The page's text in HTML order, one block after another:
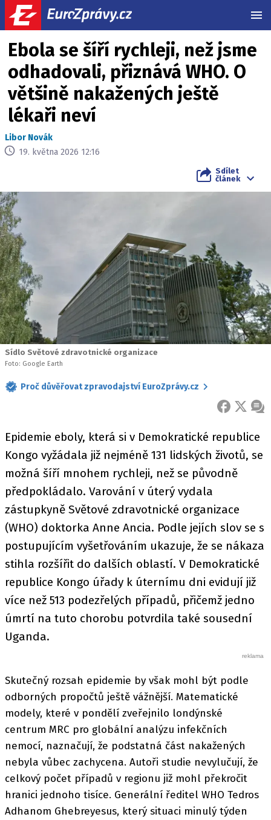
Ebola se šíří rychleji, než jsme
odhadovali, přiznává WHO. O
většině nakažených ještě
lékaři neví
Libor Novák
19. května 2026 12:16
Sdílet
článek
Sídlo Světové zdravotnické organizace
Foto: Google Earth
Proč důvěřovat zpravodajství EuroZprávy.cz
FACEBOOK
X
Epidemie eboly, která si v Demokratické republice
Kongo vyžádala již nejméně 131 lidských životů, se
možná šíří mnohem rychleji, než se původně
předpokládalo. Varování v úterý vydala
zástupkyně Světové zdravotnické organizace
(WHO) doktorka Anne Ancia. Podle jejích slov se s
postupujícím vyšetřováním ukazuje, že se nákaza
stihla rozšířit do dalších oblastí. V Demokratické
republice Kongo úřady k úternímu dni evidují již
více než 513 podezřelých případů, přičemž jedno
úmrtí na tuto chorobu potvrdila také sousední
Uganda.
Skutečný rozsah epidemie by však mohl být podle
odborných propočtů ještě vážnější. Matematické
modely, které v pondělí zveřejnilo londýnské
centrum MRC pro globální analýzu infekčních
nemocí, naznačují, že podstatná část nakažených
nebyla vůbec zachycena. Autoři studie nevylučují, že
celkový počet případů v regionu již mohl překročit
hranici jednoho tisíce. Generální ředitel WHO Tedros
Adhanom Ghebreyesus, který situaci minulý týden